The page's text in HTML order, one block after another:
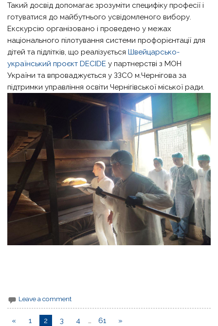
Такий досвід допомагає зрозуміти специфіку професії і
готуватися до майбутнього усвідомленого вибору.
Екскурсію організовано і проведено у межах
національного пілотування системи профорієнтації для
дітей та підлітків, що реалізуєтьсяШвейцарсько-
український проєкт DECIDE у партнерстві з МОН
України та впроваджується у ЗЗСО м.Чернігова за
підтримки управління освіти Чернігівської міської ради.
Leave a comment
« 1 2 3 4 … 61 »